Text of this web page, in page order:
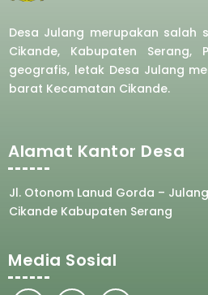
Desa Julang merupakan salah
Cikande, Kabupaten Serang,
geografis, letak Desa Julang
barat Kecamatan Cikande.
Alamat Kantor Desa
Jl. Otonom Lanud Gorda –
Cikande Kabupaten Serang
Media Sosial